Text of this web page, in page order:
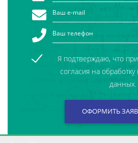
Я подтверждаю, что
согласия на
данных.